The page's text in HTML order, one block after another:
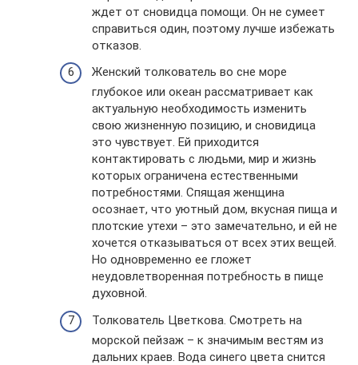
ждет от сновидца помощи. Он не сумеет
справиться один, поэтому лучше избежать
отказов.
Женский толкователь во сне море
глубокое или океан рассматривает как
актуальную необходимость изменить
свою жизненную позицию, и сновидица
это чувствует. Ей приходится
контактировать с людьми, мир и жизнь
которых ограничена естественными
потребностями. Спящая женщина
осознает, что уютный дом, вкусная пища и
плотские утехи – это замечательно, и ей не
хочется отказываться от всех этих вещей.
Но одновременно ее гложет
неудовлетворенная потребность в пище
духовной.
Толкователь Цветкова. Смотреть на
морской пейзаж – к значимым вестям из
дальних краев. Вода синего цвета снится